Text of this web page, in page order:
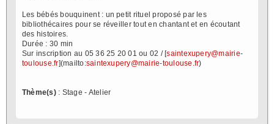
Les bébés bouquinent : un petit rituel proposé par les
bibliothécaires pour se réveiller tout en chantant et en écoutant
des histoires.
Durée : 30 min
Sur inscription au 05 36 25 20 01 ou 02 / [saintexupery@mairie-
toulouse.fr](mailto:saintexupery@mairie-toulouse.fr)
Thème(s): Stage - Atelier